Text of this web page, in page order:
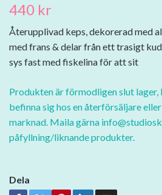
440 kr
Återupplivad keps, dekorerad med
med frans & delar från ett trasigt
sys fast med fiskelina för att sit
Produkten är förmodligen slut lager,
befinna sig hos en återförsäljare
marknad. Maila gärna
påfyllning/liknande produkter.
Dela